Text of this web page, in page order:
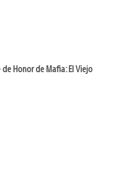
Honor de Mafia: El Viejo